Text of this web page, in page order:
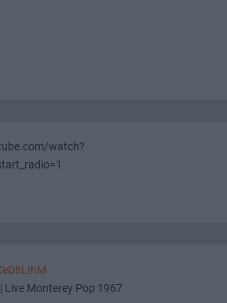
watch?
Live Monterey Pop 1967